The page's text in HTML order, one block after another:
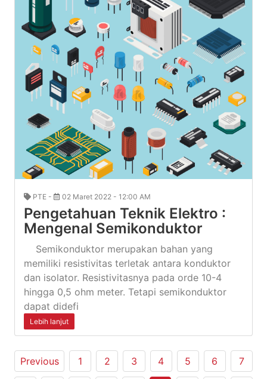
PTE - 02 Maret 2022 - 12:00 AM
Pengetahuan Teknik Elektro :
Mengenal Semikonduktor
Semikonduktor merupakan bahan yang
memiliki resistivitas terletak antara konduktor
dan isolator. Resistivitasnya pada orde 10-4
hingga 0,5 ohm meter. Tetapi semikonduktor
dapat didefi
Lebih lanjut
Previous 1 2 3 4 5 6 7